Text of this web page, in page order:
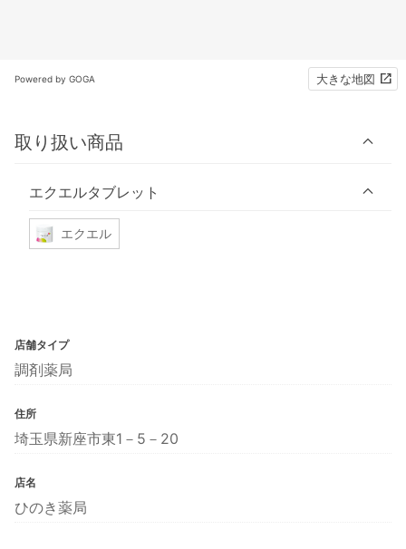
Powered by GOGA 大きな地図
取り扱い商品
エクエルタブレット
エクエル
店舗タイプ
調剤薬局
住所
埼玉県新座市東1－5－20
店名
ひのき薬局